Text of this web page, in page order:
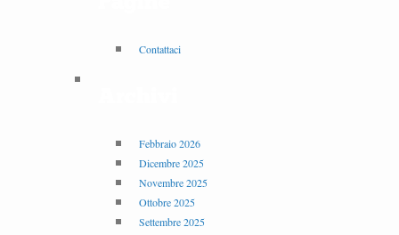
Contattaci
Febbraio 2026
Dicembre 2025
Novembre 2025
Ottobre 2025
Settembre 2025